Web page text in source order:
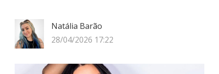
Natália Barão
28/04/2026 17:22